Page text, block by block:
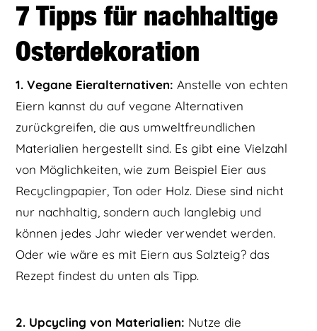
7 Tipps für nachhaltige
Osterdekoration
1. Vegane Eieralternativen: Anstelle von echten
Eiern kannst du auf vegane Alternativen
zurückgreifen, die aus umweltfreundlichen
Materialien hergestellt sind. Es gibt eine Vielzahl
von Möglichkeiten, wie zum Beispiel Eier aus
Recyclingpapier, Ton oder Holz. Diese sind nicht
nur nachhaltig, sondern auch langlebig und
können jedes Jahr wieder verwendet werden.
Oder wie wäre es mit Eiern aus Salzteig? das
Rezept findest du unten als Tipp.
2. Upcycling von Materialien: Nutze die